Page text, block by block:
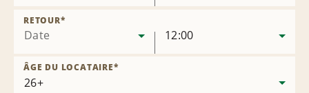
Date
RETOUR*
12:00
ÂGE DU LOCATAIRE*